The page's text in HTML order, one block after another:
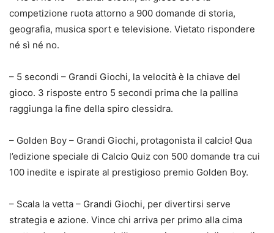
competizione ruota attorno a 900 domande di storia,
geografia, musica sport e televisione. Vietato rispondere
né sì né no.
– 5 secondi – Grandi Giochi, la velocità è la chiave del
gioco. 3 risposte entro 5 secondi prima che la pallina
raggiunga la fine della spiro clessidra.
– Golden Boy – Grandi Giochi, protagonista il calcio! Qua
l’edizione speciale di Calcio Quiz con 500 domande tra cui
100 inedite e ispirate al prestigioso premio Golden Boy.
– Scala la vetta – Grandi Giochi, per divertirsi serve
strategia e azione. Vince chi arriva per primo alla cima